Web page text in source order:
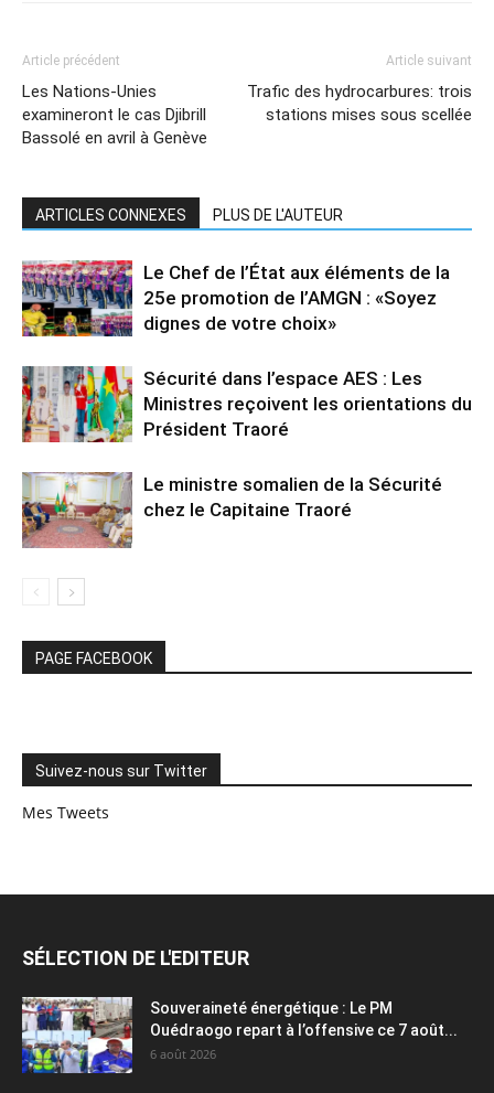
Article précédent
Les Nations-Unies
examineront le cas Djibrill
Bassolé en avril à Genève
Article suivant
Trafic des hydrocarbures: trois
stations mises sous scellée
ARTICLES CONNEXES PLUS DE L'AUTEUR
Le Chef de l’État aux éléments de la
25e promotion de l’AMGN : «Soyez
dignes de votre choix»
Sécurité dans l’espace AES : Les
Ministres reçoivent les orientations du
Président Traoré
Le ministre somalien de la Sécurité
chez le Capitaine Traoré
PAGE FACEBOOK
Suivez-nous sur Twitter
Mes Tweets
SÉLECTION DE L'EDITEUR
Souveraineté énergétique : Le PM
Ouédraogo repart à l’offensive ce 7 août...
6 août 2026